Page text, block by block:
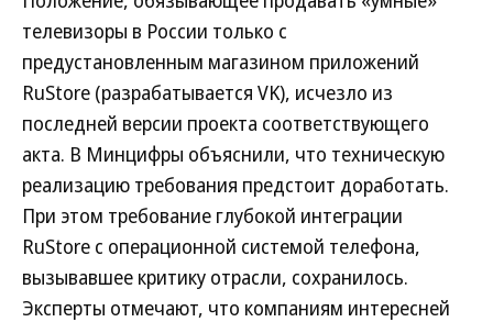
телевизоры в России только с
предустановленным магазином приложений
RuStore (разрабатывается VK), исчезло из
последней версии проекта соответствующего
акта. В Минцифры объяснили, что техническую
реализацию требования предстоит доработать.
При этом требование глубокой интеграции
RuStore с операционной системой телефона,
вызывавшее критику отрасли, сохранилось.
Эксперты отмечают, что компаниям интересней